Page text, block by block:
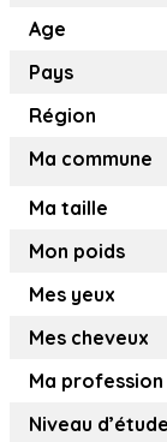
Age
Pays
Région
Ma commune
Ma taille
Mon poids
Mes yeux
Mes cheveux
Ma profession
Niveau